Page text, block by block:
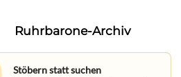
Ruhrbarone-Archiv
Stöbern statt suchen